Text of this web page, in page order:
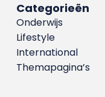
Categorieën
Onderwijs
Lifestyle
International
Themapagina’s